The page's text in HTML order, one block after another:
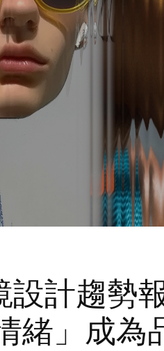
設計趨勢
緒」成為